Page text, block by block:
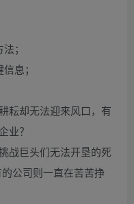
；
息；
耘却无法迎来风口，有
业？
战巨头们无法开垦的死
公司则一直在苦苦挣